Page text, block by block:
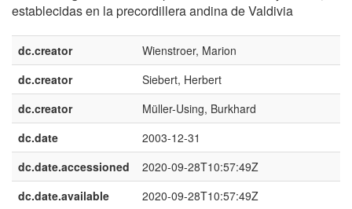
establecidas en la precordillera andina de Valdivia
dc.creator
Wienstroer, Marion
dc.creator
Siebert, Herbert
dc.creator
Müller-Using, Burkhard
dc.date
2003-12-31
dc.date.accessioned
2020-09-28T10:57:49Z
dc.date.available
2020-09-28T10:57:49Z